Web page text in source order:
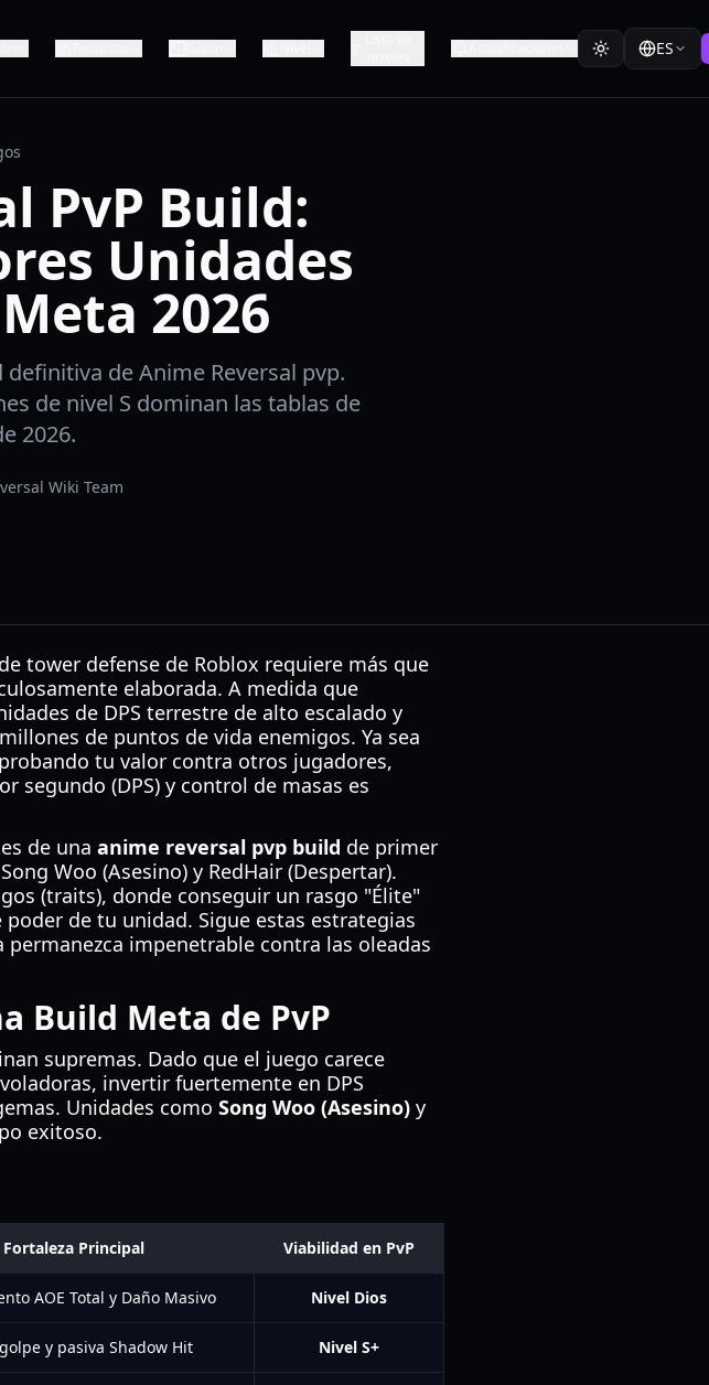
ES
PvP Build:
Unidades
2026
de Anime Reversal pvp.
de nivel S dominan las tablas de
2026.
Wiki Team
tower defense de Roblox requiere más que
elaborada. A medida que
de DPS terrestre de alto escalado y
de puntos de vida enemigos. Ya sea
tu valor contra otros jugadores,
segundo (DPS) y control de masas es
de una anime reversal pvp build de primer
Woo (Asesino) y RedHair (Despertar).
(traits), donde conseguir un rasgo "Élite"
de tu unidad. Sigue estas estrategias
impenetrable contra las oleadas
Build Meta de PvP
supremas. Dado que el juego carece
invertir fuertemente en DPS
Unidades como Song Woo (Asesino) y
exitoso.
Fortaleza Principal Viabilidad en PvP
AOE Total y Daño Masivo Nivel Dios
y pasiva Shadow Hit Nivel S+